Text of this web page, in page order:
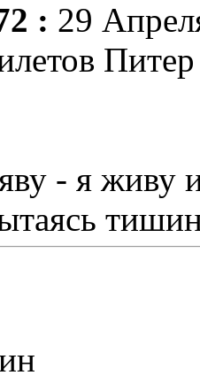
: 29
- я живу